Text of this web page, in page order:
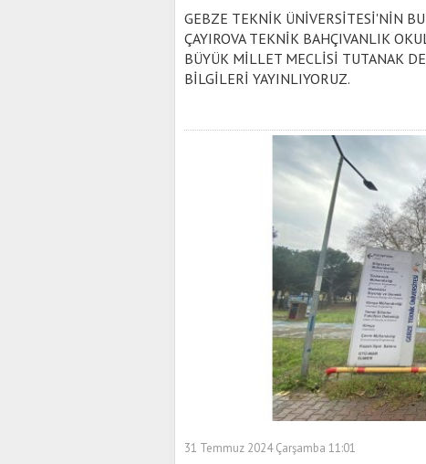
GEBZE TEKNİK ÜNİVERSİTESİ'NİN
ÇAYIROVA TEKNİK BAHÇIVANLIK
BÜYÜK MİLLET MECLİSİ TUTANAK
BİLGİLERİ YAYINLIYORUZ.
31 Temmuz 2024 Çarşamba 11:01